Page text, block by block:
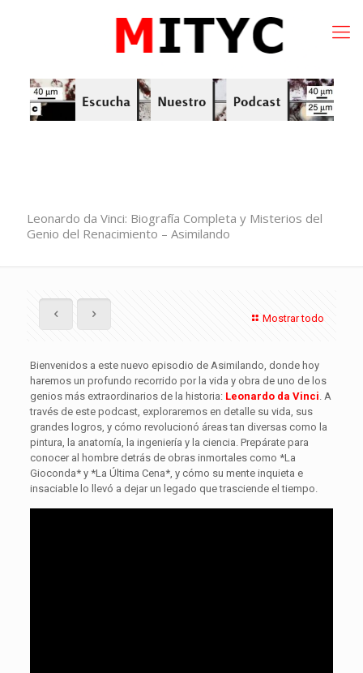
Leonardo da Vinci: Biografía Completa y Misterios del
Genio del Renacimiento – Asimilando
Mostrar todo
Bienvenidos a este nuevo episodio de Asimilando, donde hoy
haremos un profundo recorrido por la vida y obra de uno de los
genios más extraordinarios de la historia: Leonardo da Vinci. A
través de este podcast, exploraremos en detalle su vida, sus
grandes logros, y cómo revolucionó áreas tan diversas como la
pintura, la anatomía, la ingeniería y la ciencia. Prepárate para
conocer al hombre detrás de obras inmortales como *La
Gioconda* y *La Última Cena*, y cómo su mente inquieta e
insaciable lo llevó a dejar un legado que trasciende el tiempo.